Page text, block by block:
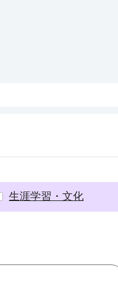
生涯学習・文化